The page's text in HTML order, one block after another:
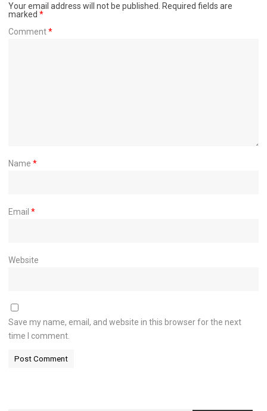
Your email address will not be published.
Required fields are
marked *
Comment*
Name *
Email *
Website
Save my name, email, and website in this browser for the next
time I comment.